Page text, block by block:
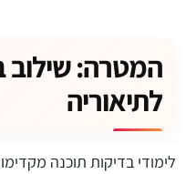
המטרה: שילוב
לתיאוריה
לימודי בדיקות תוכנה